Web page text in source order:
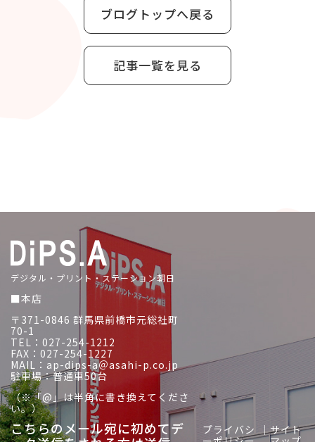
ブログトップへ戻る
記事一覧を見る
デジタル・プリント・ステーション朝日
■本店
〒371-0846 群馬県前橋市元総社町
70-1
TEL：027-254-1212
FAX：027-254-1227
MAIL：ap-dips-a＠asahi-p.co.jp
駐車場：普通車50台
（※「@」は半角に書き換えてくださ
い。）
こちらのメール宛に初めてデ
プライバシ
｜サイト